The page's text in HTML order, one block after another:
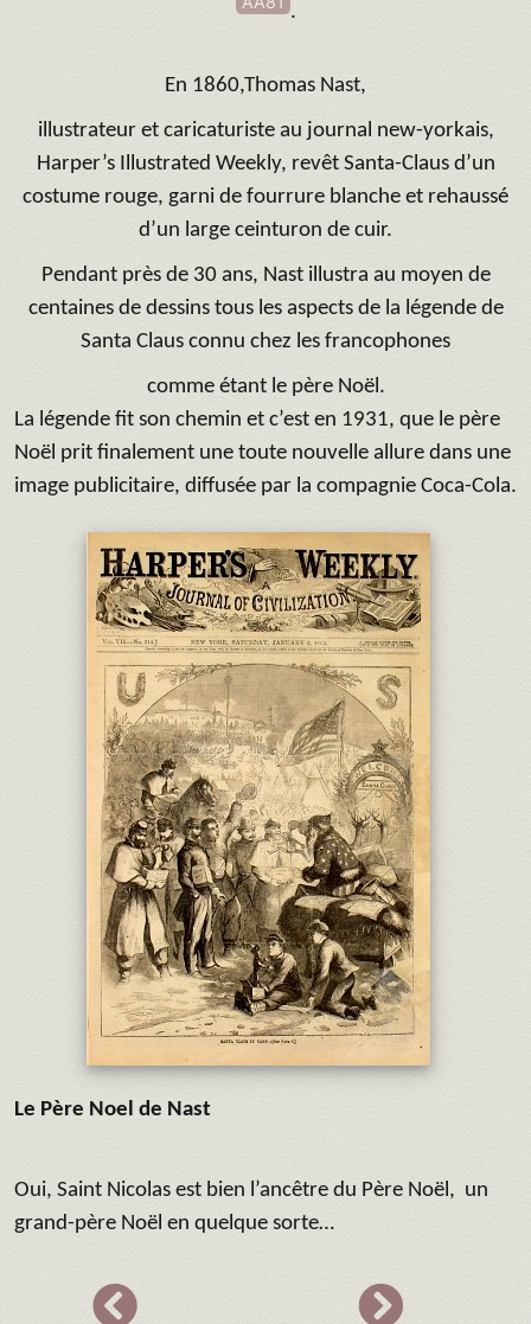
.
En 1860,Thomas Nast,
illustrateur et caricaturiste au journal new-yorkais,
Harper’s Illustrated Weekly, revêt Santa-Claus d’un
costume rouge, garni de fourrure blanche et rehaussé
d’un large ceinturon de cuir.
Pendant près de 30 ans, Nast illustra au moyen de
centaines de dessins tous les aspects de la légende de
Santa Claus connu chez les francophones
comme étant le père Noël.
La légende fit son chemin et c’est en 1931, que le père
Noël prit finalement une toute nouvelle allure dans une
image publicitaire, diffusée par la compagnie Coca-Cola.
Le Père Noel de Nast
Oui, Saint Nicolas est bien l’ancêtre du Père Noël, un
grand-père Noël en quelque sorte…